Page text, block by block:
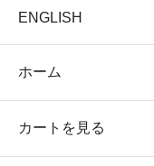
ENGLISH
ホーム
カートを見る